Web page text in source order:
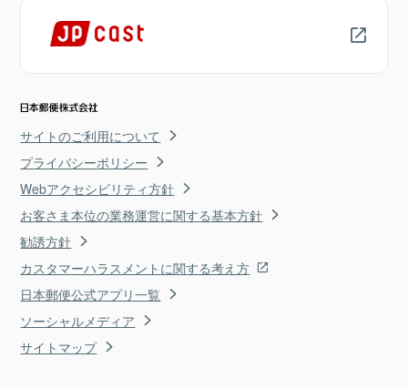
サイトのご利用について
プライバシーポリシー
Webアクセシビリティ方針
お客さま本位の業務運営に関する基本方針
勧誘方針
カスタマーハラスメントに関する考え方
日本郵便公式アプリ一覧
ソーシャルメディア
サイトマップ